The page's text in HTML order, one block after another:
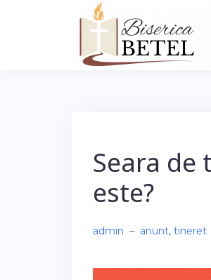
Seara de
este?
admin – anunt, tineret